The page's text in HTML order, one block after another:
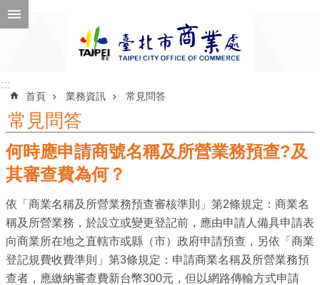
跳到主要內容區塊
公
告
訊
息
機
關
介
::::::
首頁 業務資訊 常見問答
常見問答
何時應申請商號名稱及所營業務預查?及
其審查費為何？
依「商業名稱及所營業務預查審核準則」第2條規定：商業名
稱及所營業務，於設立或變更登記前，應由申請人備具申請表
向商業所在地之直轄市或縣（市）政府申請預查，另依「商業
登記規費收費準則」第3條規定：申請商業名稱及所營業務預
查者，應繳納審查費新台幣300元，但以網路傳輸方式申請